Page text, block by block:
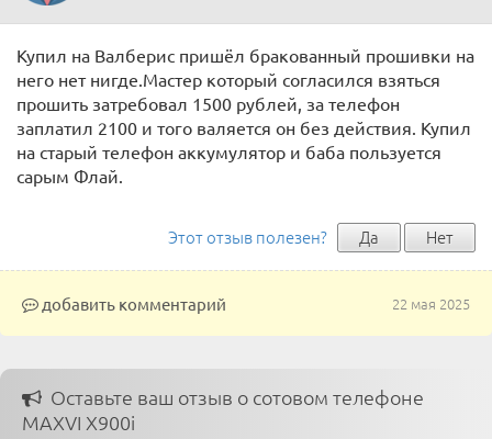
Купил на Валберис пришёл бракованный прошивки на
него нет нигде.Мастер который согласился взяться
прошить затребовал 1500 рублей, за телефон
заплатил 2100 и того валяется он без действия. Купил
на старый телефон аккумулятор и баба пользуется
сарым Флай.
Этот отзыв полезен? Да Нет
22 мая 2025
добавить комментарий
Оставьте ваш отзыв о сотовом телефоне
MAXVI X900i